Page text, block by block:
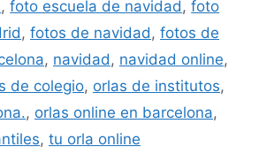
,foto escuela de navidad ,foto
, fotos de navidad , fotos de
, navidad , navidad online,
de colegio, orlas de institutos,
, orlas online en barcelona,
, tu orla online